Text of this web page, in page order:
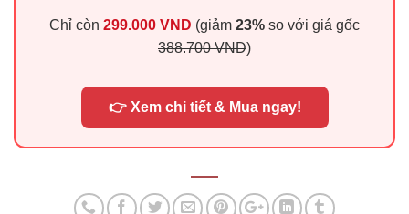
Chỉ còn 299.000 VND (giảm 23% so với giá gốc
388.700 VND)
👉 Xem chi tiết & Mua ngay!